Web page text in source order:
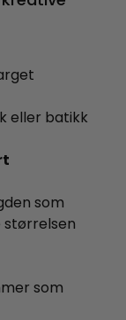
eller batikk
som
størrelsen
som